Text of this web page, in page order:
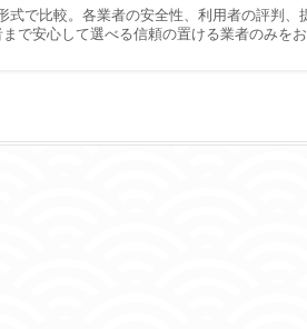
式で比較。各業者の安全性、利用者の評判、
で安心して選べる信頼の置ける業者のみを